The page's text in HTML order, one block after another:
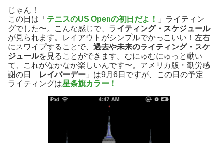
じゃん！
この日は「 テニスのUS Openの初日だよ！
」ライティン
グでした〜。こんな感じで、ライティング・スケジュール
が見られます。レイアウトがシンプルでかっこいい！左右
にスワイプすることで、 過去や未来のライティング・スケ
ジュールを見ることができます。むにゅむにゅっと動い
て、これがなかなか楽しいんです〜。アメリカ版・勤労感
謝の日「 レイバーデー 」は9月6日ですが、この日の予定
ライティングは星条旗カラー！